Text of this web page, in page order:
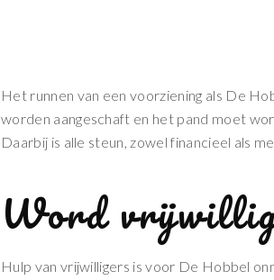
Het runnen van een voorziening als De
worden aangeschaft en het pand moet
Daarbij is alle steun, zowel financieel als
Word
Hulp van vrijwilligers is voor De Hobbel